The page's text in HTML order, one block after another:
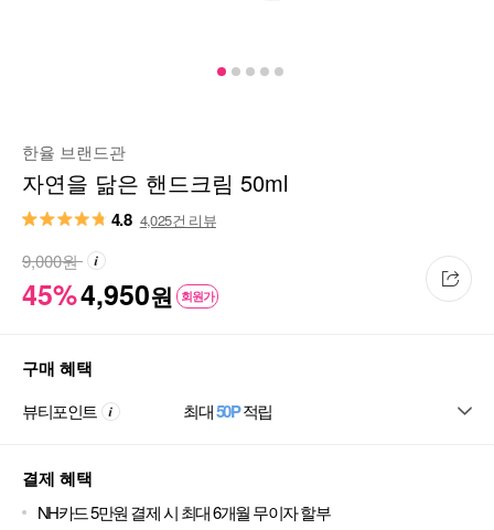
한율 브랜드관
자연을 닮은 핸드크림 50ml
4.8 4,025건 리뷰
45%4,950원 회원가
9,000원
구매 혜택
뷰티포인트 최대50P적립
결제 혜택
NH카드 5만원 결제 시 최대 6개월 무이자 할부